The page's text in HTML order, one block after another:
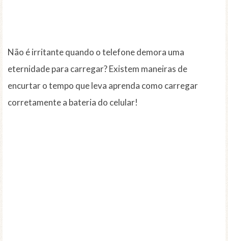
Não é irritante quando o telefone demora uma
eternidade para carregar? Existem maneiras de
encurtar o tempo que leva aprenda como carregar
corretamente a bateria do celular!